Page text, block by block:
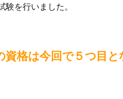
験を行いました。
資格は今回で５つ目と